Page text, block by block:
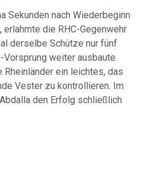
Sekunden nach Wiederbeginn
die RHC-Gegenwehr
derselbe Schütze nur fünf
Vorsprung weiter ausbaute.
Rheinländer ein leichtes, das
Vester zu kontrollieren. Im
den Erfolg schließlich